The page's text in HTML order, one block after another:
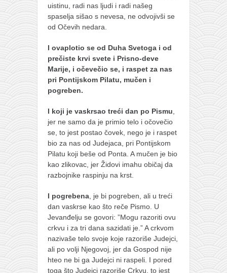
uistinu, radi nas ljudi i radi našeg
spaselja sišao s nevesa, ne odvojivši se
od Očevih nedara.
I ovaplotio se od Duha Svetoga i od
prečiste krvi svete i Prisno-deve
Marije, i očevečio se, i raspet za nas
pri Pontijskom Pilatu, mučen i
pogreben.
I koji je vaskrsao treći dan po Pismu,
jer ne samo da je primio telo i očovečio
se, to jest postao čovek, nego je i raspet
bio za nas od Judejaca, pri Pontijskom
Pilatu koji beše od Ponta. A mučen je bio
kao zlikovac, jer Židovi imahu običaj da
razbojnike raspinju na krst.
I pogrebena, je bi pogreben, ali u treći
dan vaskrse kao što reče Pismo. U
Jevanđelju se govori: ”Mogu razoriti ovu
crkvu i za tri dana sazidati je.” A crkvom
nazivaše telo svoje koje razoriše Judejci,
ali po volji Njegovoj, jer da Gospod nije
hteo ne bi ga Judejci ni raspeli. I pored
toga što Judejci razoriše Crkvu, to jest